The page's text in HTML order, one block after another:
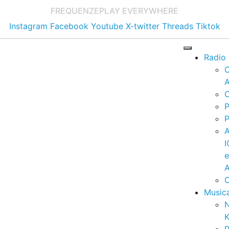
FREQUENZEPLAY EVERYWHERE
Instagram Facebook Youtube X-twitter Threads Tiktok
Radio
e